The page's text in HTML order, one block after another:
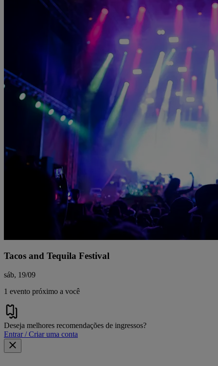
Tacos and Tequila Festival
sáb, 19/09
1 evento próximo a você
Deseja melhores recomendações de ingressos?
Entrar / Criar uma conta